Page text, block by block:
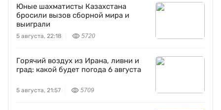
Юные шахматисты Казахстана
бросили вызов сборной мира и
выиграли
5 августа, 22:18 5720
Горячий воздух из Ирана, ливни и
град: какой будет погода 6 августа
5 августа, 21:57 5709